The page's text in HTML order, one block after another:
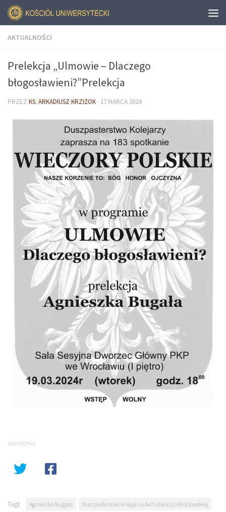
AKTUALNOŚCI
Prelekcja „Ulmowie – Dlaczego
błogosławieni?”Prelekcja
PRZEZ KS. ARKADIUSZ KRZIŻOK · 17 MARCA 2024
UDOSTĘPNIJ
Tagi: Agnieszka Bugała
Duszpasterstwo Kolejarzy Archidiecezji Wrocławskiej